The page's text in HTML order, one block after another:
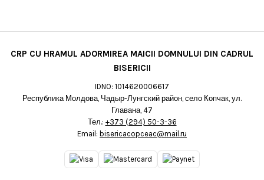
CRP CU HRAMUL ADORMIREA MAICII DOMNULUI DIN CADRUL
BISERICII
IDNO: 1014620006617
Республика Молдова, Чадыр-Лунгский район, село Копчак, ул.
Главана, 47
Тел.: +373 (294) 50-3-36
Email: bisericacopceac@mail.ru